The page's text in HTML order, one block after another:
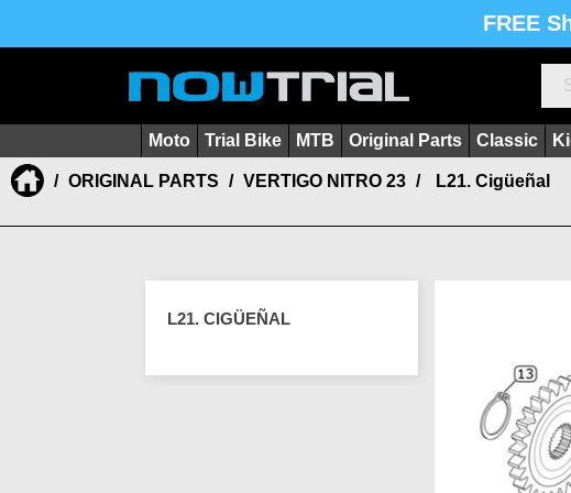
FREE
Moto Trial Bike MTB Original Parts Classic
ORIGINAL PARTS VERTIGO NITRO 23 L21. Cigüeñal
L21. CIGÜEÑAL